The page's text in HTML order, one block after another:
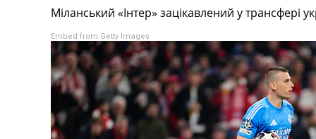
Турніри
Чемпіонат Світу
Україна. Прем’єр-Ліга
Україна. Перша Ліга
Ліга Чемпіонів
Англія. Прем’єр-Ліга
Іспанія. Ла Ліга
Ще Турніри >>>
Міланський «Інтер» зацікавлений у трансфері
Embed from Getty Images